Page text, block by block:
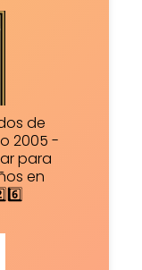
de
2005 -
para
en